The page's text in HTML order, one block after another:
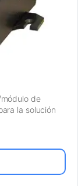
de
la solución